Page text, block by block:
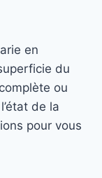
en
du
ou
de la
pour vous